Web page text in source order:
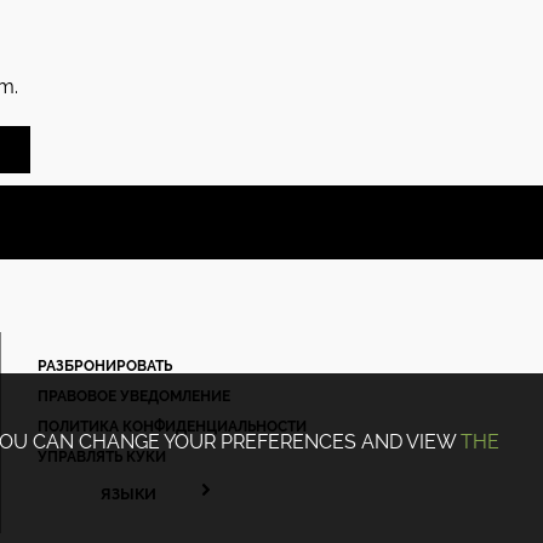
РАЗБРОНИРОВАТЬ
ПРАВОВОЕ УВЕДОМЛЕНИЕ
ПОЛИТИКА КОНФИДЕНЦИАЛЬНОСТИ
УПРАВЛЯТЬ КУКИ
ЯЗЫКИ
CAN CHANGE YOUR PREFERENCES AND VIEWTHE